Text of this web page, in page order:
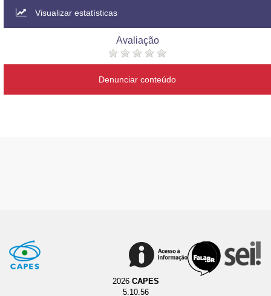
Visualizar estatísticas
Avaliação
Denunciar conteúdo
2026 CAPES
5.10.56